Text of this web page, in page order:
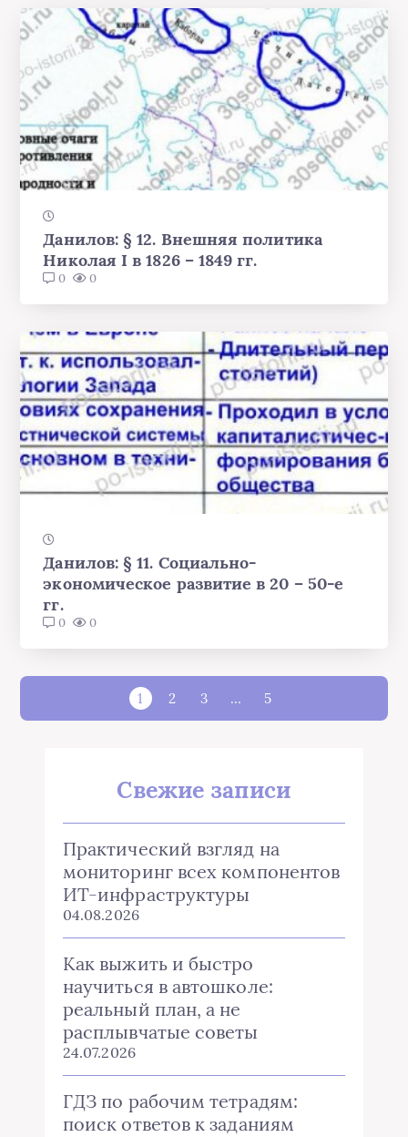
Данилов: § 12. Внешняя политика
Николая I в 1826 – 1849 гг.
0 0
Данилов: § 11. Социально-
экономическое развитие в 20 – 50-е
гг.
0 0
1 2 3 … 5
Свежие записи
Практический взгляд на
мониторинг всех компонентов
ИТ-инфраструктуры
04.08.2026
Как выжить и быстро
научиться в автошколе:
реальный план, а не
расплывчатые советы
24.07.2026
ГДЗ по рабочим тетрадям:
поиск ответов к заданиям